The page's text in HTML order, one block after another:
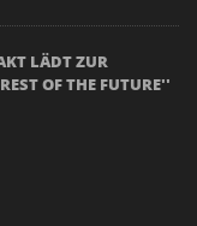
LÄDT ZUR
OF THE FUTURE''